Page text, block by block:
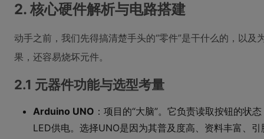
2. 核心硬件解析与电路搭建
动手之前，我们先得搞清楚手头的“零件”是干什么的，以
果，还容易烧坏元件。
2.1 元器件功能与选型考量
Arduino UNO ：项目的“大脑”。它负责读取按钮的状
LED供电。选择UNO是因为其普及度高、资料丰富、